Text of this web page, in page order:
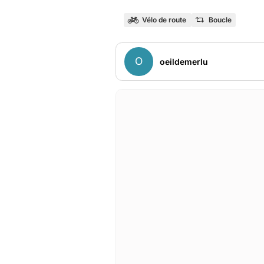
Vélo de route Boucle
O oeildemerlu